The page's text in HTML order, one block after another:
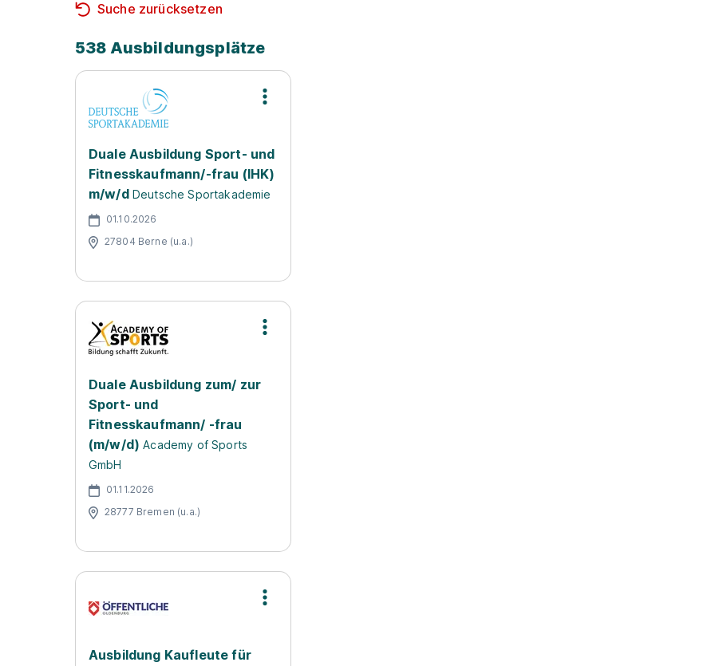
Suche zurücksetzen
538 Ausbildungsplätze
Duale Ausbildung Sport- und
Fitnesskaufmann/-frau (IHK)
m/w/d Deutsche Sportakademie
01.10.2026
27804 Berne (u.a.)
Duale Ausbildung zum/ zur
Sport- und
Fitnesskaufmann/ -frau
(m/w/d) Academy of Sports
GmbH
01.11.2026
28777 Bremen (u.a.)
Ausbildung Kaufleute für